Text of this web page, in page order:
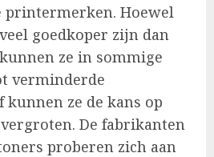
printermerken. Hoewel
goedkoper zijn dan
ze in sommige
verminderde
ze de kans op
De fabrikanten
proberen zich aan